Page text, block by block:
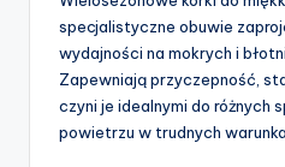
specjalistyczne obuwie
wydajności na mokrych i
Zapewniają przyczepność,
czyni je idealnymi do różnych
powietrzu w trudnych